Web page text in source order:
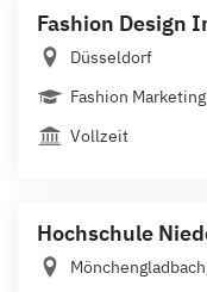
Fashion Design
Düsseldorf
Fashion Marketing
Vollzeit
Hochschule